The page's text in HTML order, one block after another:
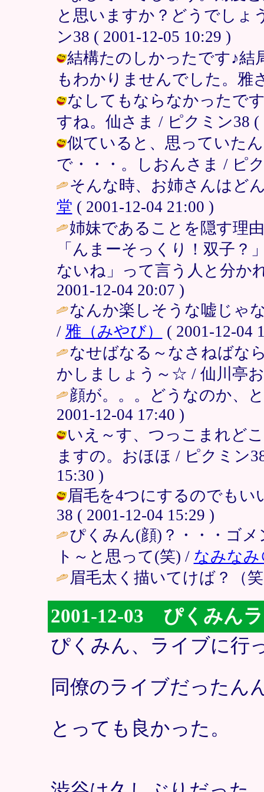
と思いますか？どうでしょ
ン38 ( 2001-12-05 10:29 )
結構たのしかったです♪結
もわかりませんでした。雅
なしてもならなかったで
すね。仙さま / ピクミン38 (
似ていると、思っていた
で・・・。しおんさま / ピ
そんな時、お姉さんはど
堂 ( 2001-12-04 21:00 )
姉妹であることを隠す理
「んまーそっくり！双子？
ないね」って言う人と分か
2001-12-04 20:07 )
なんか楽しそうな嘘じゃ
/ 雅（みやび）
( 2001-12-04
なせばなる～なさねばな
かしましょう～☆ / 仙川亭お
顔が。。。どうなのか、
2001-12-04 17:40 )
いえ～す、つっこまれど
ますの。おほほ / ピクミン
15:30 )
眉毛を4つにするのでもい
38 ( 2001-12-04 15:29 )
ぴくみん(顔)？・・・ゴ
ト～と思って(笑) / なみな
眉毛太く描いてけば？（
2001-12-03 ぴくみん
ぴくみん、ライブに行
同僚のライブだったん
とっても良かった。